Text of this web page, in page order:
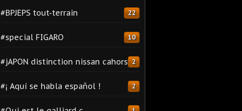
#BPJEPS tout-terrain 22
#special FIGARO 10
#jAPON distinction nissan cahors 2
#¡ Aquí se habla español ! 2